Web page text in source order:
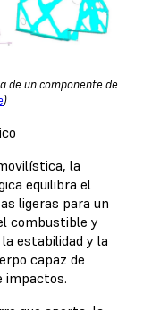
de un componente de
)
la
equilibra el
ligeras para un
combustible y
estabilidad y la
capaz de
impactos.